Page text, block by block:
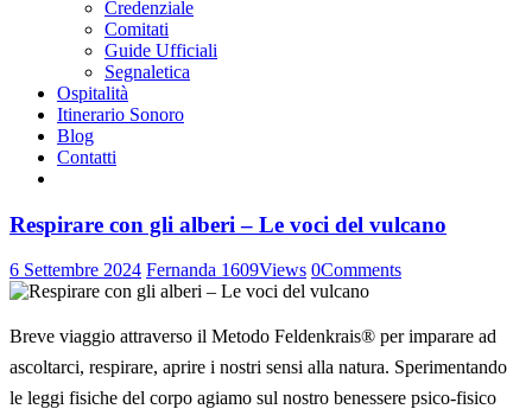
Credenziale
Comitati
Guide Ufficiali
Segnaletica
Ospitalità
Itinerario Sonoro
Blog
Contatti
Respirare con gli alberi – Le voci del vulcano
6 Settembre 2024 Fernanda 1609Views 0Comments
Breve viaggio attraverso il Metodo Feldenkrais® per imparare ad
ascoltarci, respirare, aprire i nostri sensi alla natura. Sperimentando
le leggi fisiche del corpo agiamo sul nostro benessere psico-fisico